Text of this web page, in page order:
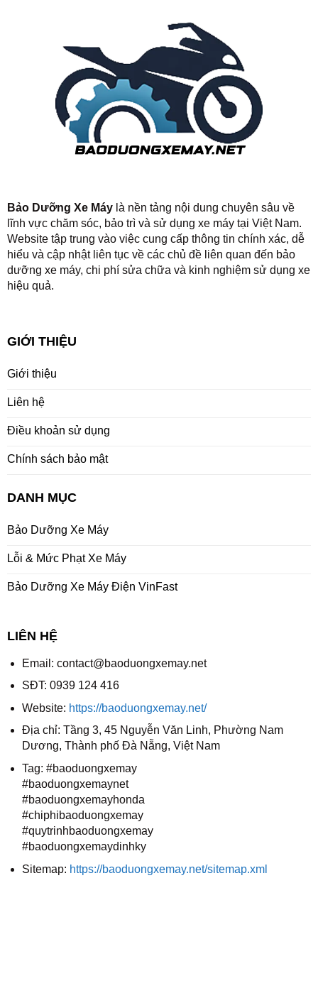
Bảo Dưỡng Xe Máylà nền tảng nội dung chuyên sâu về
lĩnh vực chăm sóc, bảo trì và sử dụng xe máy tại Việt Nam.
Website tập trung vào việc cung cấp thông tin chính xác, dễ
hiểu và cập nhật liên tục về các chủ đề liên quan đến bảo
dưỡng xe máy, chi phí sửa chữa và kinh nghiệm sử dụng xe
hiệu quả.
GIỚI THIỆU
Giới thiệu
Liên hệ
Điều khoản sử dụng
Chính sách bảo mật
DANH MỤC
Bảo Dưỡng Xe Máy
Lỗi & Mức Phạt Xe Máy
Bảo Dưỡng Xe Máy Điện VinFast
LIÊN HỆ
Email: contact@baoduongxemay.net
SĐT: 0939 124 416
Website: https://baoduongxemay.net/
Địa chỉ: Tầng 3, 45 Nguyễn Văn Linh, Phường Nam
Dương, Thành phố Đà Nẵng, Việt Nam
Tag: #baoduongxemay
#baoduongxemaynet
#baoduongxemayhonda
#chiphibaoduongxemay
#quytrinhbaoduongxemay
#baoduongxemaydinhky
Sitemap: https://baoduongxemay.net/sitemap.xml